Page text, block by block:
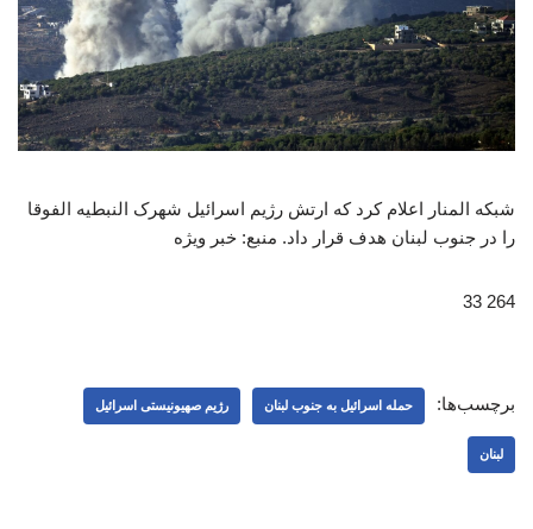
شبکه المنار اعلام کرد که ارتش رژیم اسرائیل شهرک النبطیه‌ الفوقا
را در جنوب لبنان هدف قرار داد. منبع: خبر ویژه
264 33
برچسب‌ها: حمله اسرائیل به جنوب لبنان رژیم صهیونیستی اسرائیل
لبنان